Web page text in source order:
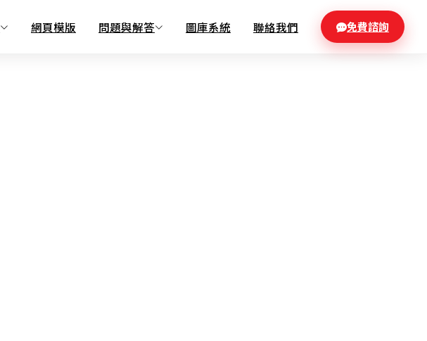
網頁模版 問題與解答 圖庫系統 聯絡我們 免費諮詢